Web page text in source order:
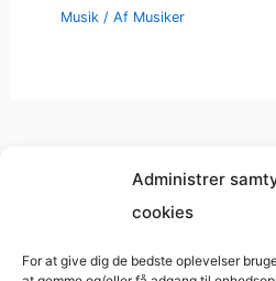
Administrer
cookies
For at give dig de bedste oplevelser
Musik / Af Musiker
Musik på
Copyright © 2026